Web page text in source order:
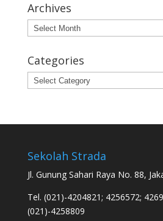
Archives
Archives
Categories
Categories
Sekolah Strada
Jl. Gunung Sahari Raya No. 88,
Tel. (021)-4204821; 4256572;
(021)-4258809